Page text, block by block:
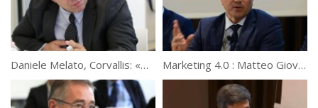
Daniele Melato, Corvallis: «Mettere il cliente al centro» Marketing 4.0 : Matteo Giovanditti a WeChangeIT Forum